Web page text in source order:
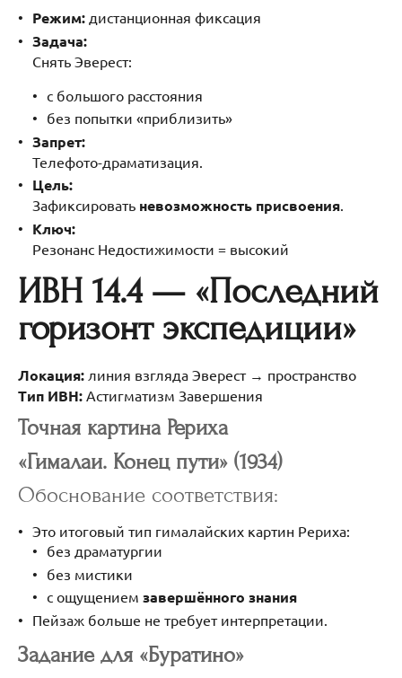
Режим: дистанционная фиксация
Задача:
Снять Эверест:
с большого расстояния
без попытки «приблизить»
Запрет:
Телефото-драматизация.
Цель:
Зафиксировать невозможность присвоения
Ключ:
Резонанс Недостижимости = высокий
ИВН 14.4 — «Последний
горизонт экспедиции»
Локация: линия взгляда Эверест → пространство
Тип ИВН: Астигматизм Завершения
Точная картина Рериха
«Гималаи. Конец пути» (1934)
Обоснование соответствия:
Это итоговый тип гималайских картин Рериха:
без драматургии
без мистики
с ощущением завершённого знания
Пейзаж больше не требует интерпретации.
Задание для «Буратино»